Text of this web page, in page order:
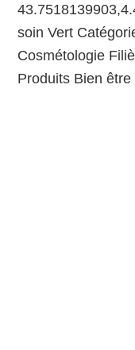
soin Vert
Cosmétologie
Produits Bien